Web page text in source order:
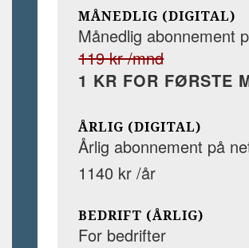
MÅNEDLIG (DIGITAL)
Månedlig abonnement
119 kr /mnd
1
ÅRLIG (DIGITAL)
Årlig abonnement på
1140 kr /år
BEDRIFT (ÅRLIG)
For bedrifter